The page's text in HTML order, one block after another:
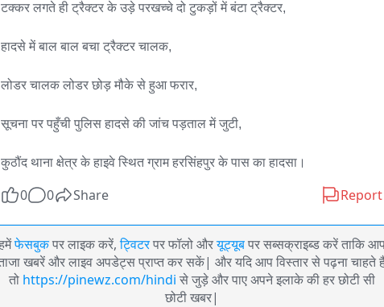
टक्कर लगते ही ट्रैक्टर के उड़े परखच्चे दो टुकड़ों में बंटा ट्रैक्टर,
हादसे में बाल बाल बचा ट्रैक्टर चालक,
लोडर चालक लोडर छोड़ मौके से हुआ फरार,
सूचना पर पहुँची पुलिस हादसे की जांच पड़ताल में जुटी,
कुठौंद थाना क्षेत्र के हाइवे स्थित ग्राम हरसिंहपुर के पास का हादसा।
0 0 Share Report
फेसबुक पर लाइक करें, ट्विटर पर फॉलो औरयूट्यूब पर सब्सक्राइब्ड करें ताकि
खबरें और लाइव अपडेट्स प्राप्त कर सकें| और यदि आप विस्तार से पढ़ना चाहते
तो https://pinewz.com/hindi से जुड़े और पाए अपने इलाके की हर छोटी सी
छोटी खबर|